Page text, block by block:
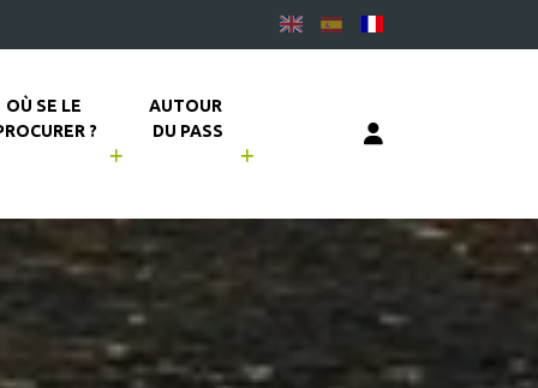
OÙ SE LE
?
AUTOUR
DU PASS